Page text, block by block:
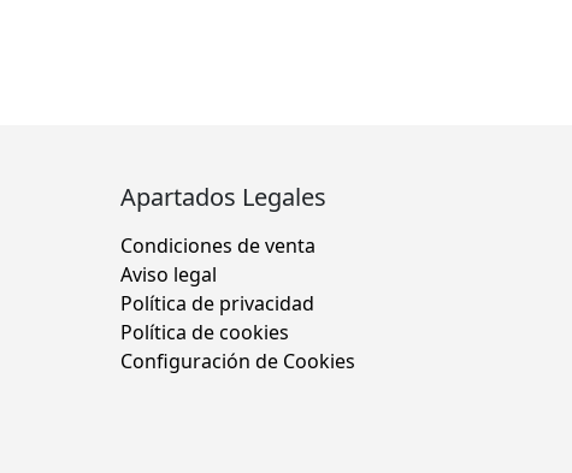
Apartados Legales
Condiciones de venta
Aviso legal
Política de privacidad
Política de cookies
Configuración de Cookies